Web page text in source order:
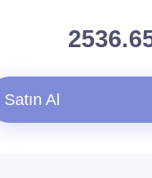
Satın Al